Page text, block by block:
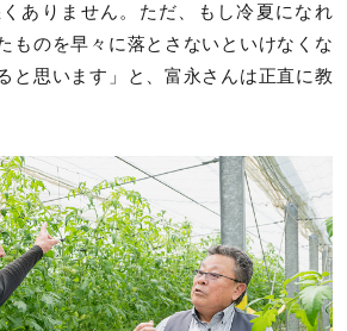
ありません。ただ、もし冷夏になれ
ものを早々に落とさないといけなくな
と思います」と、富永さんは正直に教